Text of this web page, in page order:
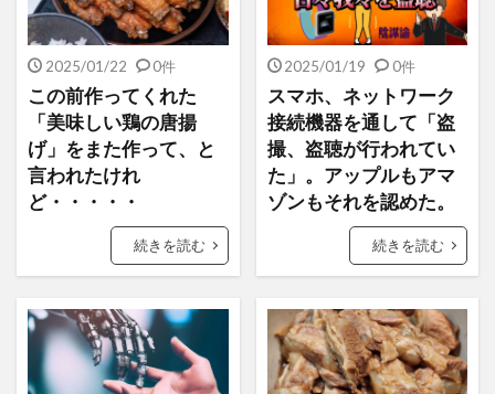
2025/01/22 0件
この前作ってくれた
「美味しい鶏の唐揚
げ」をまた作って、と
言われたけれ
ど・・・・・
続きを読む
2025/01/19 0件
スマホ、ネットワーク
接続機器を通して「盗
撮、盗聴が行われてい
た」。アップルもアマ
ゾンもそれを認めた。
続きを読む